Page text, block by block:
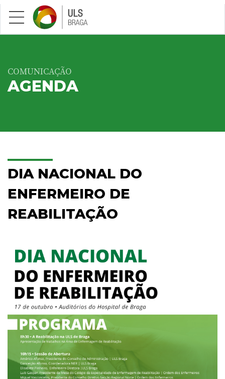
Saltar para conteúdo principal
COMUNICAÇÃO
AGENDA
DIA NACIONAL DO
ENFERMEIRO DE
REABILITAÇÃO